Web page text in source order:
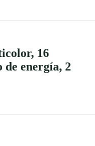
16
de energía, 2